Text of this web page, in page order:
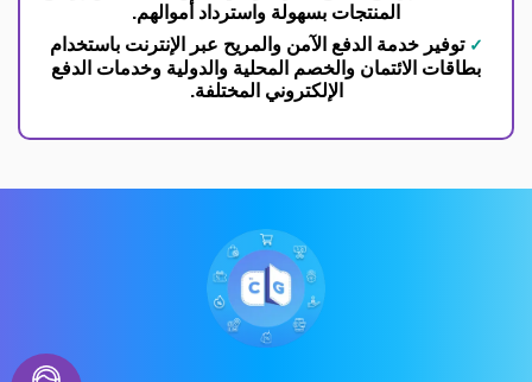
المنتجات بسهولة واسترداد أموالهم.
توفير خدمة الدفع الآمن والمريح عبر الإنترنت باستخدام
بطاقات الائتمان والخصم المحلية والدولية وخدمات الدفع
الإلكتروني المختلفة.